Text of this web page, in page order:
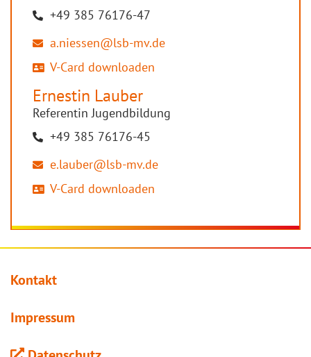
+49 385 76176-47
a.niessen@lsb-mv.de
V-Card downloaden
Ernestin Lauber
Referentin Jugendbildung
+49 385 76176-45
e.lauber@lsb-mv.de
V-Card downloaden
Kontakt
Impressum